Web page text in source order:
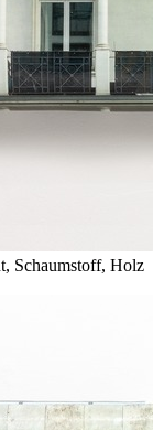
Schaumstoff, Holz